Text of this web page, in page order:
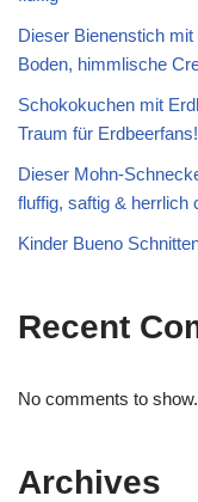
Dieser Bienenstich
Boden, himmlische
Schokokuchen mit
Traum für Erdbeerfans!
Dieser Mohn-
fluffig, saftig & herrlich
Kinder Bueno
Recent
No comments to show.
Archives